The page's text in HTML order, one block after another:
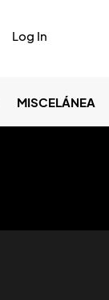
Log In
MISCELÁNEA